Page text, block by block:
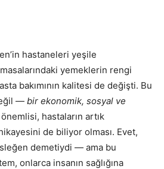
hastaneleri yeşile
yemeklerin rengi
bakımının kalitesi de değişti. Bu
— bir ekonomik, sosyal ve
hastaların artık
de biliyor olması. Evet,
demetiydi — ama bu
onlarca insanın sağlığına